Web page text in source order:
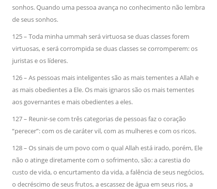
sonhos. Quando uma pessoa avança no conhecimento não lembra
de seus sonhos.
125 – Toda minha ummah será virtuosa se duas classes forem
virtuosas, e será corrompida se duas classes se corromperem: os
juristas e os líderes.
126 – As pessoas mais inteligentes são as mais tementes a Allah e
as mais obedientes a Ele. Os mais ignaros são os mais tementes
aos governantes e mais obedientes a eles.
127 – Reunir-se com três categorias de pessoas faz o coração
“perecer”: com os de caráter vil, com as mulheres e com os ricos.
128 – Os sinais de um povo com o qual Allah está irado, porém, Ele
não o atinge diretamente com o sofrimento, são: a carestia do
custo de vida, o encurtamento da vida, a falência de seus negócios,
o decréscimo de seus frutos, a escassez de água em seus rios, a